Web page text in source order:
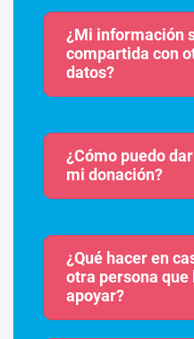
¿Mi información
compartida con
datos?
¿Cómo puedo
mi donación?
¿Qué hacer en
otra persona que
apoyar?